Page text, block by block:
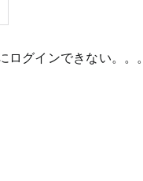
グインできない。。。